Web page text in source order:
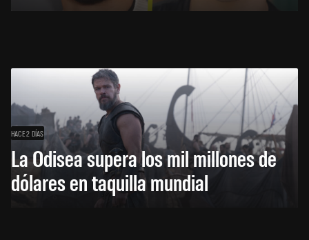
HACE 2 DÍAS
La Odisea supera los mil millones de
dólares en taquilla mundial